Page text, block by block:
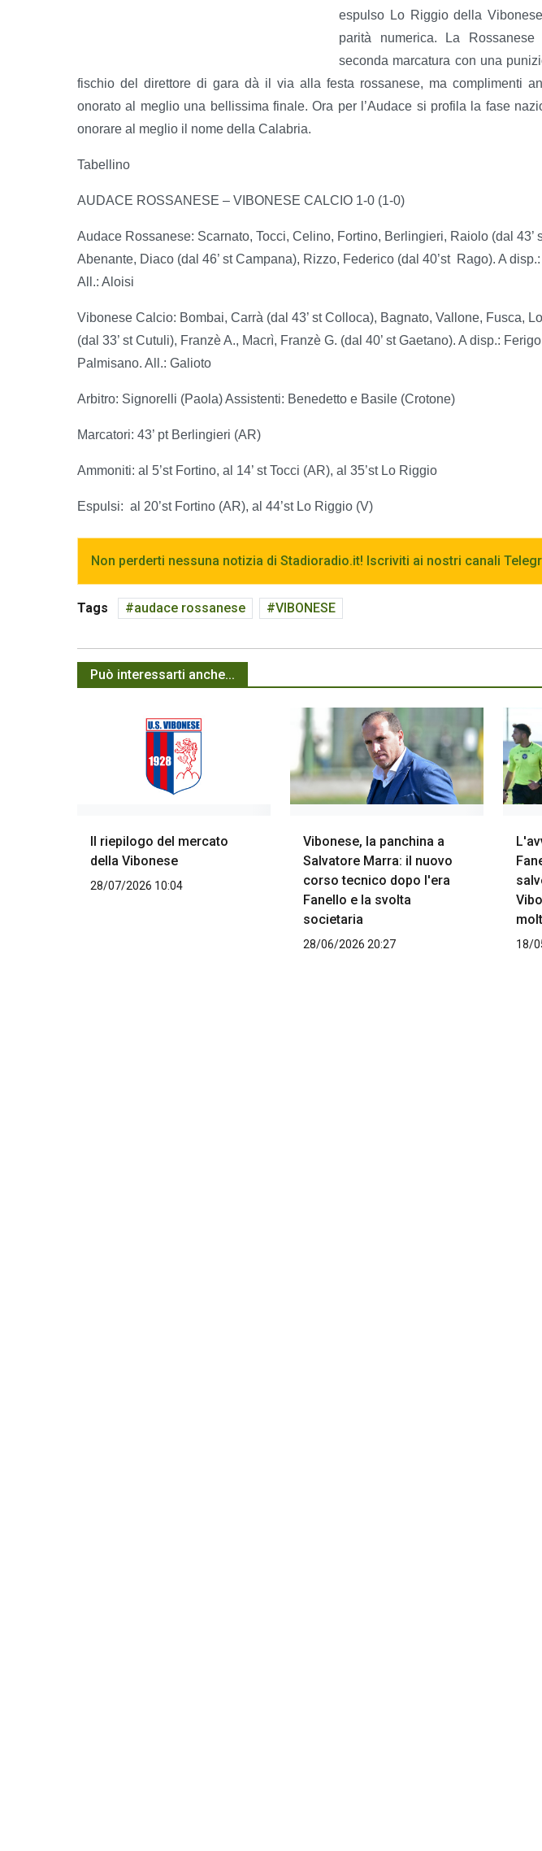
espulso Lo Riggio della
parità numerica. La
seconda marcatura con una
fischio del direttore di gara dà il via alla festa rossanese, ma complimenti
onorato al meglio una bellissima finale. Ora per l’Audace si profila la fase
onorare al meglio il nome della Calabria.
Tabellino
AUDACE ROSSANESE – VIBONESE CALCIO 1-0 (1-0)
Audace Rossanese: Scarnato, Tocci, Celino, Fortino, Berlingieri, Raiolo (dal 43’
Abenante, Diaco (dal 46’ st Campana), Rizzo, Federico (dal 40’st Rago). A
All.: Aloisi
Vibonese Calcio: Bombai, Carrà (dal 43’ st Colloca), Bagnato, Vallone, Fusca,
(dal 33’ st Cutuli), Franzè A., Macrì, Franzè G. (dal 40’ st Gaetano). A disp.:
Palmisano. All.: Galioto
Arbitro: Signorelli (Paola) Assistenti: Benedetto e Basile (Crotone)
Marcatori: 43’ pt Berlingieri (AR)
Ammoniti: al 5’st Fortino, al 14’ st Tocci (AR), al 35’st Lo Riggio
Espulsi: al 20’st Fortino (AR), al 44’st Lo Riggio (V)
Non perderti nessuna notizia di Stadioradio.it! Iscriviti ai nostri canali
Tags audace rossanese VIBONESE
Può interessarti anche...
Il riepilogo del mercato
della Vibonese
28/07/2026 10:04
Vibonese, la panchina a
Salvatore Marra: il nuovo
corso tecnico dopo l'era
Fanello e la svolta
societaria
28/06/2026 20:27 18/